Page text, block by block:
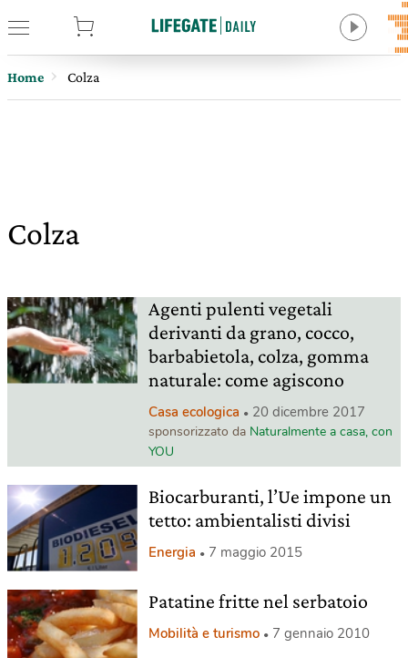
Home Colza
Colza
Agenti pulenti vegetali
derivanti da grano, cocco,
barbabietola, colza, gomma
naturale: come agiscono
Casa ecologica 20 dicembre 2017
sponsorizzato da Naturalmente a casa, con
YOU
Biocarburanti, l’Ue impone un
tetto: ambientalisti divisi
Energia 7 maggio 2015
Patatine fritte nel serbatoio
Mobilità e turismo 7 gennaio 2010